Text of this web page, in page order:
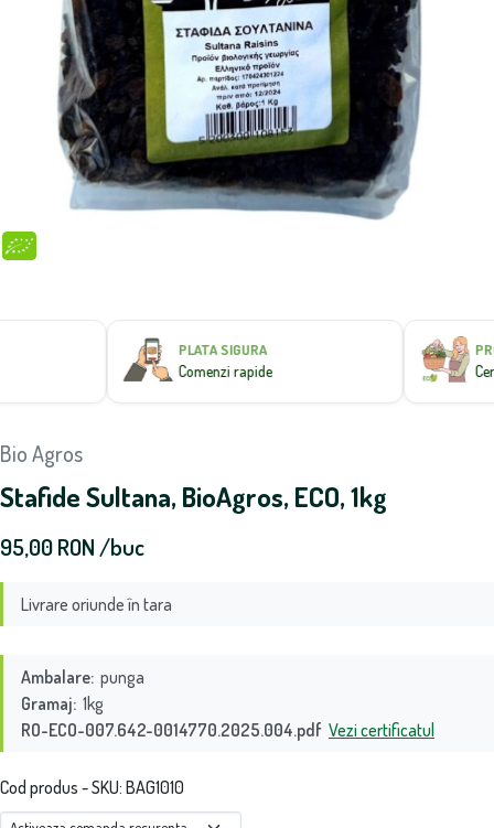
PLATA SIGURA
Comenzi rapide
Bio Agros
Stafide Sultana, BioAgros, ECO, 1kg
95,00RON /buc
Livrare oriunde în tara
Ambalare: punga
Gramaj: 1kg
RO-ECO-007.642-0014770.2025.004.pdf Vezi certificatul
Cod produs - SKU BAG1010